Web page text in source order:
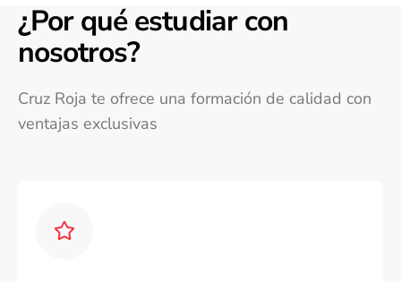
¿Por qué estudiar con
nosotros?
Cruz Roja te ofrece una formación de calidad con
ventajas exclusivas